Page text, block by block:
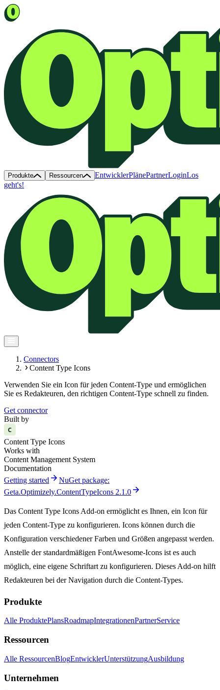
Produkte Ressourcen EntwicklerPlänePartnerLoginLos
geht's!
Connectors
Content Type Icons
Verwenden Sie ein Icon für jeden Content-Type und ermöglichen
Sie es Redakteuren, den richtigen Content-Type schnell zu finden.
Get connector
Built by
C
Content Type Icons
Works with
Content Management System
Documentation
Getting started arrow_forward NuGet package:
Geta.Optimizely.ContentTypeIcons 2.1.0 arrow_forward
Das Content Type Icons Add-on ermöglicht es Ihnen, ein Icon für
jeden Content-Type zu konfigurieren. Icons können durch die
Konfiguration verschiedener Farben und Größen angepasst werden.
Anstelle der standardmäßigen FontAwesome-Icons ist es auch
möglich, eine eigene Schriftart zu konfigurieren. Dieses Add-on hilft
Redakteuren bei der Navigation durch die Content-Types.
Produkte
Alle ProduktePlansRoadmapIntegrationenPartnerService
Ressourcen
Alle RessourcenBlogEntwicklerUnterstützungAusbildung
Unternehmen